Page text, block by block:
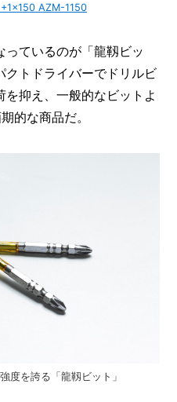
AZM-1150
っているのが「龍靱ビッ
クトドライバーでドリルビ
抑え、一般的なビットよ
的な商品だ。
度を誇る「龍靱ビット」